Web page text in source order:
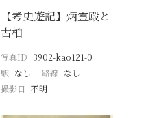
【考史遊記】炳霊殿と
古柏
写真ID 3902-kao121-0
駅 なし 路線 なし
撮影日 不明